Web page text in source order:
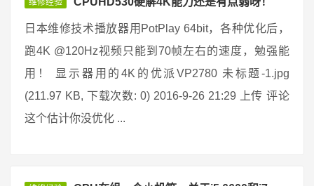
维修经验
日本维修技术播放器用PotPlay 64bit，各种优化后，
跑4K @120Hz视频只能到70帧左右的速度，勉强能
用！ 显示器用的4K的优派VP2780 未标题-1.jpg
(211.97 KB, 下载次数: 0) 2016-9-26 21:29 上传 评论
这个估计你没优化 ...